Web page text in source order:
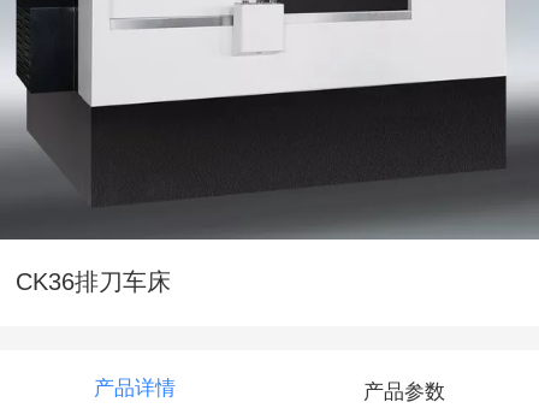
CK36排刀车床
产品详情 产品参数